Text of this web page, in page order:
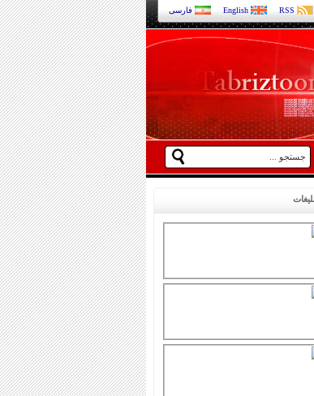
English RSS فارسی